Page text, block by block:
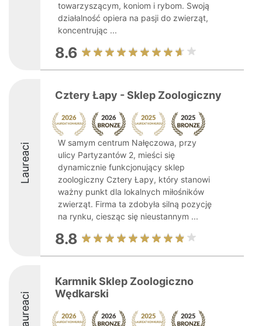
towarzyszącym, koniom i rybom. Swoją
działalność opiera na pasji do zwierząt,
koncentrując ...
8.6
Laureaci
Cztery Łapy - Sklep Zoologiczny
W samym centrum Nałęczowa, przy
ulicy Partyzantów 2, mieści się
dynamicznie funkcjonujący sklep
zoologiczny Cztery Łapy, który stanowi
ważny punkt dla lokalnych miłośników
zwierząt. Firma ta zdobyła silną pozycję
na rynku, ciesząc się nieustannym ...
8.8
Laureaci
Karmnik Sklep Zoologiczno
Wędkarski